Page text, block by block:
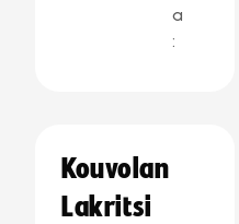
a
:
Kouvolan
Lakritsi